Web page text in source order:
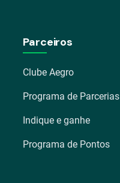
Parceiros
Clube Aegro
Programa de Parcerias
Indique e ganhe
Programa de Pontos